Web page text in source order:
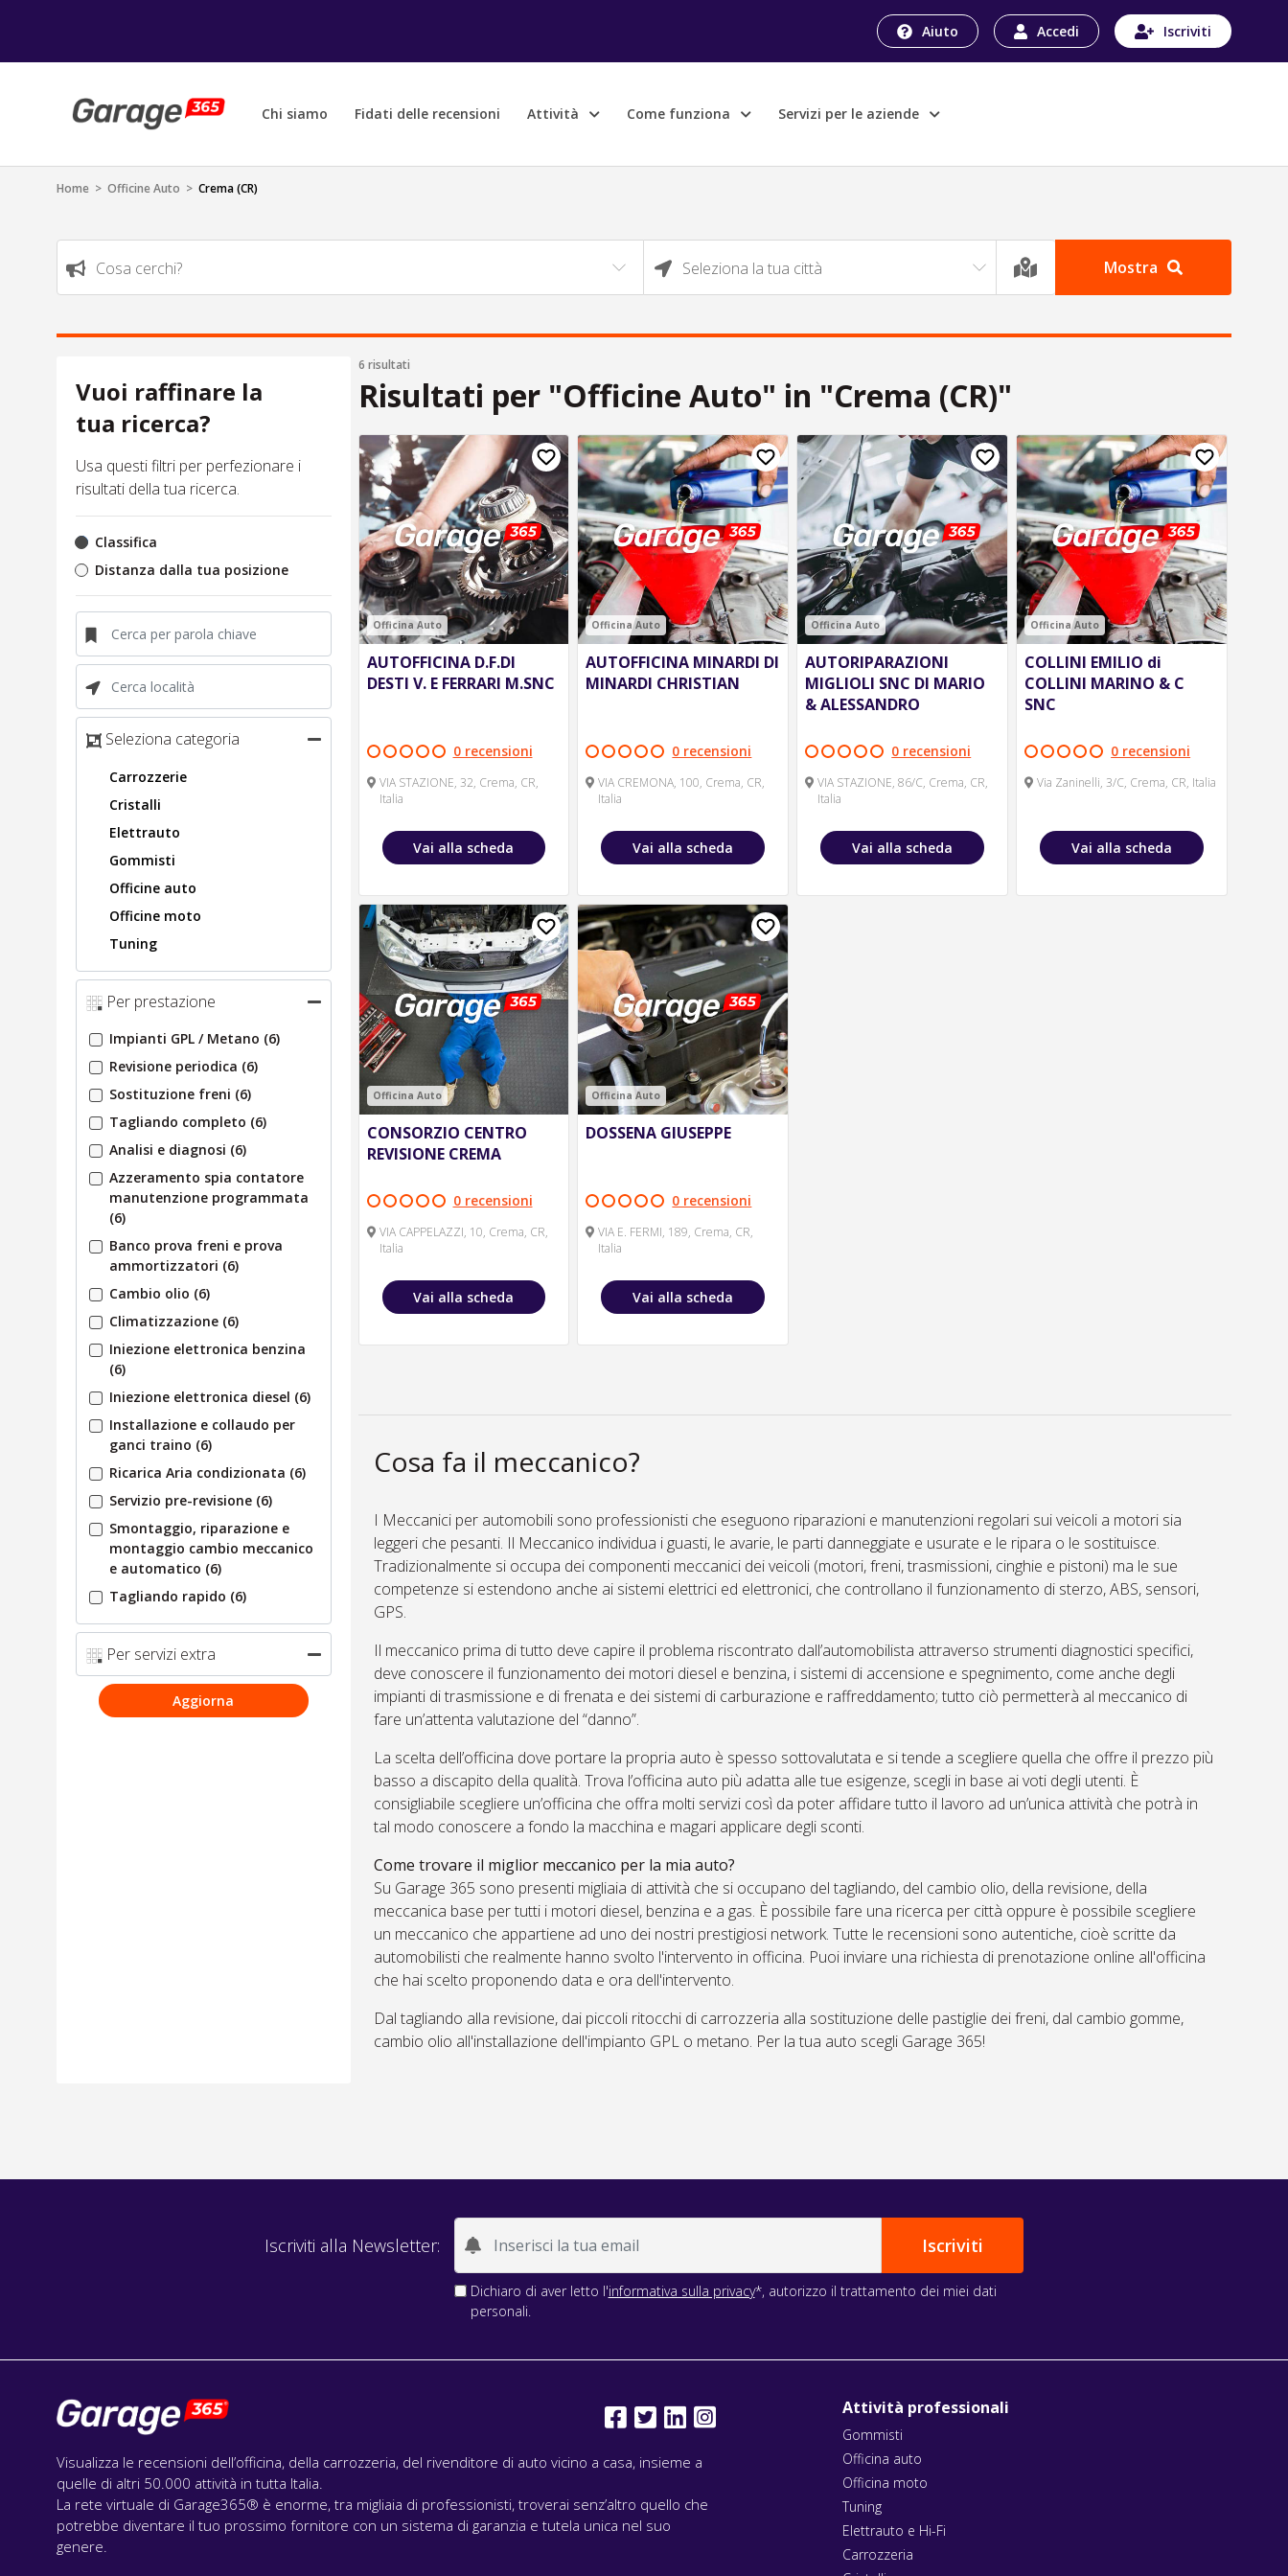
Aiuto Accedi Iscriviti
Chi siamo Fidati delle recensioni Attività Come funziona Servizi per le aziende
Home > Officine Auto > Crema (CR)
Cosa cerchi? Seleziona la tua città Mostra
Vuoi raffinare la
tua ricerca?
Usa questi filtri per perfezionare i
risultati della tua ricerca.
Classifica
Distanza dalla tua posizione
Seleziona categoria
Carrozzerie
Cristalli
Elettrauto
Gommisti
Officine auto
Officine moto
Tuning
Per prestazione
Impianti GPL / Metano (6)
Revisione periodica (6)
Sostituzione freni (6)
Tagliando completo (6)
Analisi e diagnosi (6)
Azzeramento spia contatore
manutenzione programmata
(6)
Banco prova freni e prova
ammortizzatori (6)
Cambio olio (6)
Climatizzazione (6)
Iniezione elettronica benzina
(6)
Iniezione elettronica diesel (6)
Installazione e collaudo per
ganci traino (6)
Ricarica Aria condizionata (6)
Servizio pre-revisione (6)
Smontaggio, riparazione e
montaggio cambio meccanico
e automatico (6)
Tagliando rapido (6)
Per servizi extra
Aggiorna
6 risultati
Risultati per "Officine Auto" in "Crema (CR)"
Officina Auto
AUTOFFICINA D.F.DI
DESTI V. E FERRARI M.SNC
0 recensioni
VIA STAZIONE, 32, Crema, CR,
Italia
Vai alla scheda
Officina Auto
AUTOFFICINA MINARDI DI
MINARDI CHRISTIAN
0 recensioni
VIA CREMONA, 100, Crema, CR,
Italia
Vai alla scheda
Officina Auto
AUTORIPARAZIONI
MIGLIOLI SNC DI MARIO
& ALESSANDRO
0 recensioni
VIA STAZIONE, 86/C, Crema, CR,
Italia
Vai alla scheda
Officina Auto
COLLINI EMILIO di
COLLINI MARINO & C
SNC
0 recensioni
Via Zaninelli, 3/C, Crema, CR, Italia
Vai alla scheda
Officina Auto
CONSORZIO CENTRO
REVISIONE CREMA
0 recensioni
VIA CAPPELAZZI, 10, Crema, CR,
Italia
Vai alla scheda
Officina Auto
DOSSENA GIUSEPPE
0 recensioni
VIA E. FERMI, 189, Crema, CR,
Italia
Vai alla scheda
Cosa fa il meccanico?
I Meccanici per automobili sono professionisti che eseguono riparazioni e manutenzioni regolari sui veicoli a motori sia
leggeri che pesanti. Il Meccanico individua i guasti, le avarie, le parti danneggiate e usurate e le ripara o le sostituisce.
Tradizionalmente si occupa dei componenti meccanici dei veicoli (motori, freni, trasmissioni, cinghie e pistoni) ma le sue
competenze si estendono anche ai sistemi elettrici ed elettronici, che controllano il funzionamento di sterzo, ABS, sensori,
GPS.
Il meccanico prima di tutto deve capire il problema riscontrato dall’automobilista attraverso strumenti diagnostici specifici,
deve conoscere il funzionamento dei motori diesel e benzina, i sistemi di accensione e spegnimento, come anche degli
impianti di trasmissione e di frenata e dei sistemi di carburazione e raffreddamento; tutto ciò permetterà al meccanico di
fare un’attenta valutazione del “danno”.
La scelta dell’officina dove portare la propria auto è spesso sottovalutata e si tende a scegliere quella che offre il prezzo più
basso a discapito della qualità. Trova l’officina auto più adatta alle tue esigenze, scegli in base ai voti degli utenti. È
consigliabile scegliere un’officina che offra molti servizi così da poter affidare tutto il lavoro ad un’unica attività che potrà in
tal modo conoscere a fondo la macchina e magari applicare degli sconti.
Come trovare il miglior meccanico per la mia auto?
Su Garage 365 sono presenti migliaia di attività che si occupano del tagliando, del cambio olio, della revisione, della
meccanica base per tutti i motori diesel, benzina e a gas. È possibile fare una ricerca per città oppure è possibile scegliere
un meccanico che appartiene ad uno dei nostri prestigiosi network. Tutte le recensioni sono autentiche, cioè scritte da
automobilisti che realmente hanno svolto l'intervento in officina. Puoi inviare una richiesta di prenotazione online all'officina
che hai scelto proponendo data e ora dell'intervento.
Dal tagliando alla revisione, dai piccoli ritocchi di carrozzeria alla sostituzione delle pastiglie dei freni, dal cambio gomme,
cambio olio all'installazione dell'impianto GPL o metano. Per la tua auto scegli Garage 365!
Iscriviti alla Newsletter:
Dichiaro di aver letto l'informativa sulla privacy*, autorizzo il trattamento dei miei dati
personali.
Visualizza le recensioni dell’officina, della carrozzeria, del rivenditore di auto vicino a casa, insieme a
quelle di altri 50.000 attività in tutta Italia.
La rete virtuale di Garage365® è enorme, tra migliaia di professionisti, troverai senz’altro quello che
potrebbe diventare il tuo prossimo fornitore con un sistema di garanzia e tutela unica nel suo
genere.
Attività professionali
Gommisti
Officina auto
Officina moto
Tuning
Elettrauto e Hi-Fi
Carrozzeria